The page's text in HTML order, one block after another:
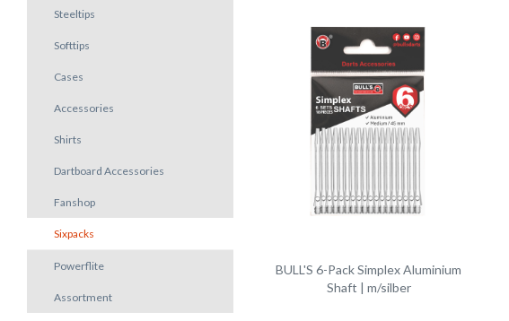
Steeltips
Softtips
Cases
Accessories
Shirts
Dartboard Accessories
Fanshop
Sixpacks
Powerflite
Assortment
BULL'S 6-Pack Simplex Aluminium
Shaft | m/silber